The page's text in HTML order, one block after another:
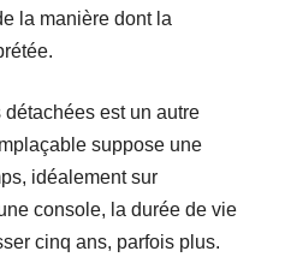
la manière dont la
est un autre
suppose une
idéalement sur
console, la durée de vie
cinq ans, parfois plus.